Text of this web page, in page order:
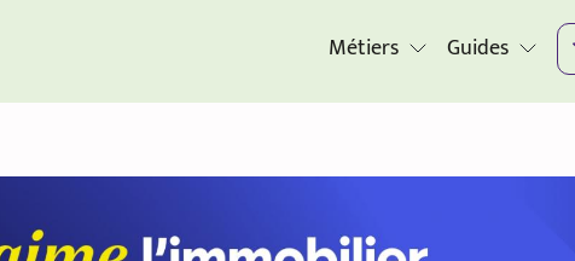
Métiers Guides